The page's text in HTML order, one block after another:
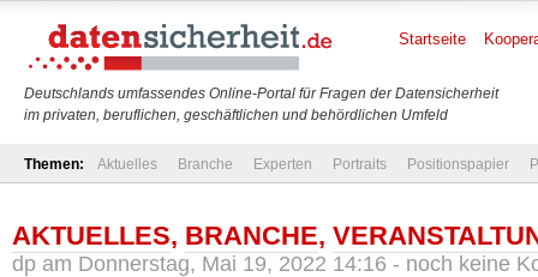
Deutschlands umfassendes Online-Portal für Fragen der Datensicherheit
im privaten, beruflichen, geschäftlichen und behördlichen Umfeld
Startseite
Themen: Aktuelles Branche Experten Portraits Positionspapier
AKTUELLES, BRANCHE,
dp am Donnerstag, Mai 19, 2022 14:16 - noch keine